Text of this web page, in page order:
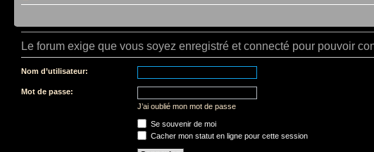
Le forum exige que vous soyez enregistré et connecté pour pouvoir
Nom d’utilisateur:
Mot de passe:
J’ai oublié mon mot de passe
Se souvenir de moi
Cacher mon statut en ligne pour cette session